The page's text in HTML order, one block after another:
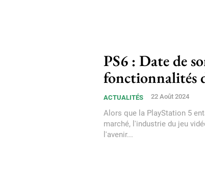
PS6 : Date de
fonctionnalités
ACTUALITÉS 22 Août 2024
Alors que la PlayStation 5
marché, l'industrie du jeu
l'avenir...